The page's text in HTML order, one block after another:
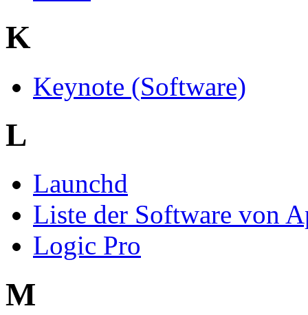
K
Keynote (Software)
L
Launchd
Liste der Software von
Logic Pro
M